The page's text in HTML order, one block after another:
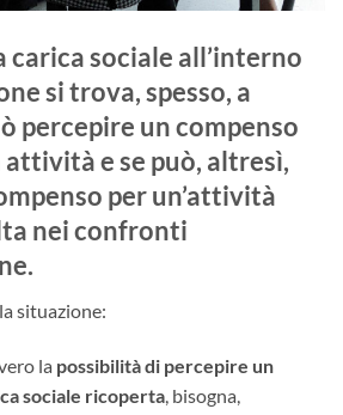
carica sociale all’interno
si trova, spesso, a
percepire un compenso
e se può, altresì,
per un’attività
nei confronti
situazione:
la possibilità di percepire un
sociale ricoperta, bisogna,